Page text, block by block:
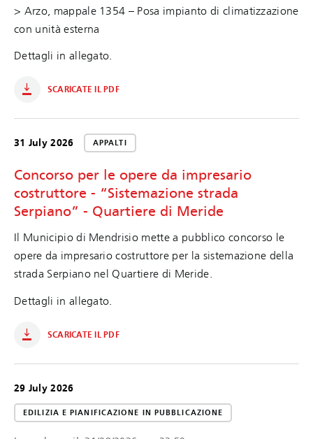
> Arzo, mappale 1354 – Posa impianto di climatizzazione
con unità esterna
Dettagli in allegato.
SCARICATE IL PDF
31 July 2026 APPALTI
Concorso per le opere da impresario
costruttore - “Sistemazione strada
Serpiano” - Quartiere di Meride
Il Municipio di Mendrisio mette a pubblico concorso le
opere da impresario costruttore per la sistemazione della
strada Serpiano nel Quartiere di Meride.
Dettagli in allegato.
SCARICATE IL PDF
29 July 2026
EDILIZIA E PIANIFICAZIONE IN PUBBLICAZIONE